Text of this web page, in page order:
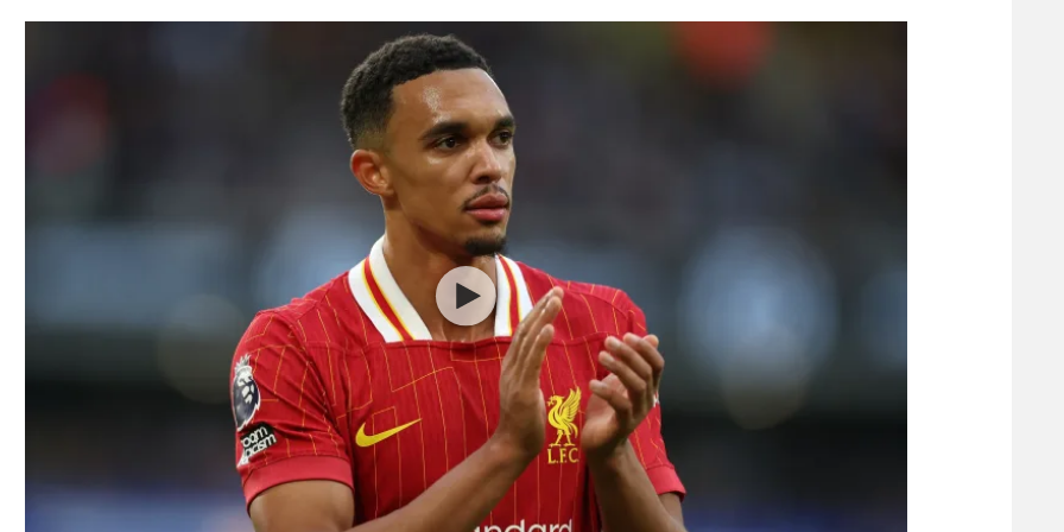
רשיון להקרנה פומבית לבית עסק
הצטרפות לחבילת הערוצים
הפועל תל אביב
הפועל באר שבע
מכבי נתניה
בני יהודה
ליגה סינית
ליגה ברזילאית
ליגות נוספות